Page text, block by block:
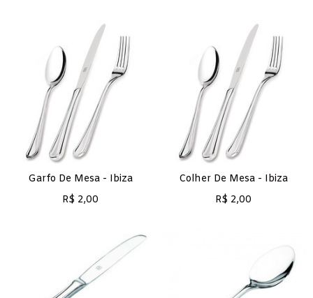
Garfo De Mesa - Ibiza
R$ 2,00
Colher De Mesa - Ibiza
R$ 2,00